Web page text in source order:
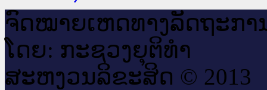
ຈົດ​ໝາຍ​ເຫດ​ທາງ​ລັດ​ຖະ​ກາ
ໂດຍ: ກະ​ຊວງຍຸ​ຕິ​ທຳ
ສະ​ຫງວນ​ລິ​ຂະ​ສິດ © 2013